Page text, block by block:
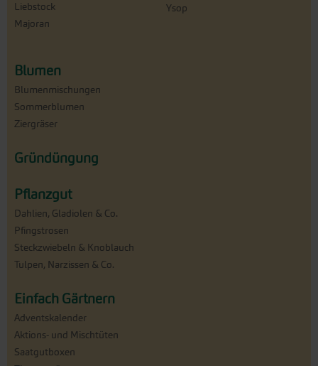
Liebstock
Majoran
Ysop
Blumen
Blumenmischungen
Sommerblumen
Ziergräser
Gründüngung
Pflanzgut
Dahlien, Gladiolen & Co.
Pfingstrosen
Steckzwiebeln & Knoblauch
Tulpen, Narzissen & Co.
Einfach Gärtnern
Adventskalender
Aktions- und Mischtüten
Saatgutboxen